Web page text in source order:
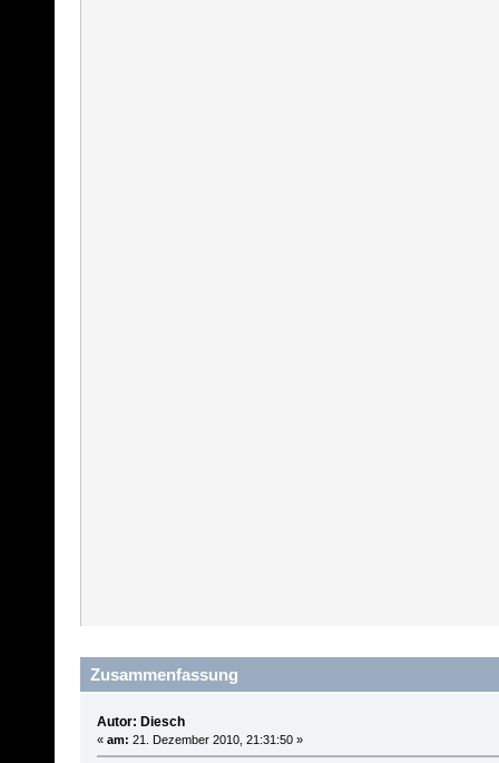
Zusammenfassung
Autor: Diesch
« am: 21. Dezember 2010, 21:31:50 »